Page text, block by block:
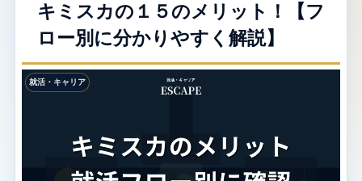
キミスカの１５のメリット！【フ
ロー別に分かりやすく解説】
就活・キャリア